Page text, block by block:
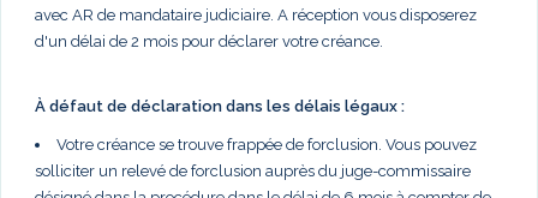
avec AR de mandataire judiciaire. A réception vous disposerez
d'un délai de 2 mois pour déclarer votre créance.
À défaut de déclaration dans les délais légaux :
Votre créance se trouve frappée de forclusion. Vous pouvez
solliciter un relevé de forclusion auprès du juge-commissaire